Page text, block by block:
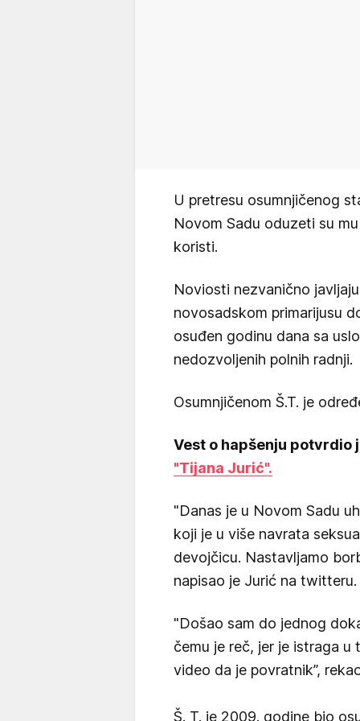
U pretresu osumnjičenog
Novom Sadu oduzeti su
koristi.
Noviosti nezvanično
novosadskom primarijusu
osuđen godinu dana sa
nedozvoljenih polnih radnji.
Osumnjičenom Š.T. je
Vest o hapšenju potvrdio
"Tijana Jurić".
"Danas je u Novom Sadu
koji je u više navrata
devojčicu. Nastavljamo
napisao je Jurić na twitteru.
"Došao sam do jednog
čemu je reč, jer je istraga u
video da je povratnik”,
Š. T. je 2009. godine bio